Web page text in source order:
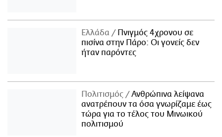
Ελλάδα
Πνιγμός 4χρονου σε
πισίνα στην Πάρο: Οι γονείς δεν
ήταν παρόντες
Πολιτισμός
Ανθρώπινα λείψανα
ανατρέπουν τα όσα γνωρίζαμε έως
τώρα για το τέλος του Μινωικού
πολιτισμού